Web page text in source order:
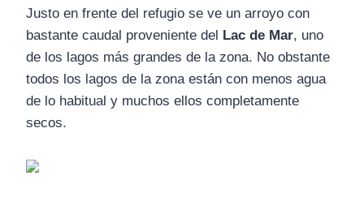
Justo en frente del refugio se ve un arroyo con
bastante caudal proveniente del Lac de Mar, uno
de los lagos más grandes de la zona. No obstante
todos los lagos de la zona están con menos agua
de lo habitual y muchos ellos completamente
secos.